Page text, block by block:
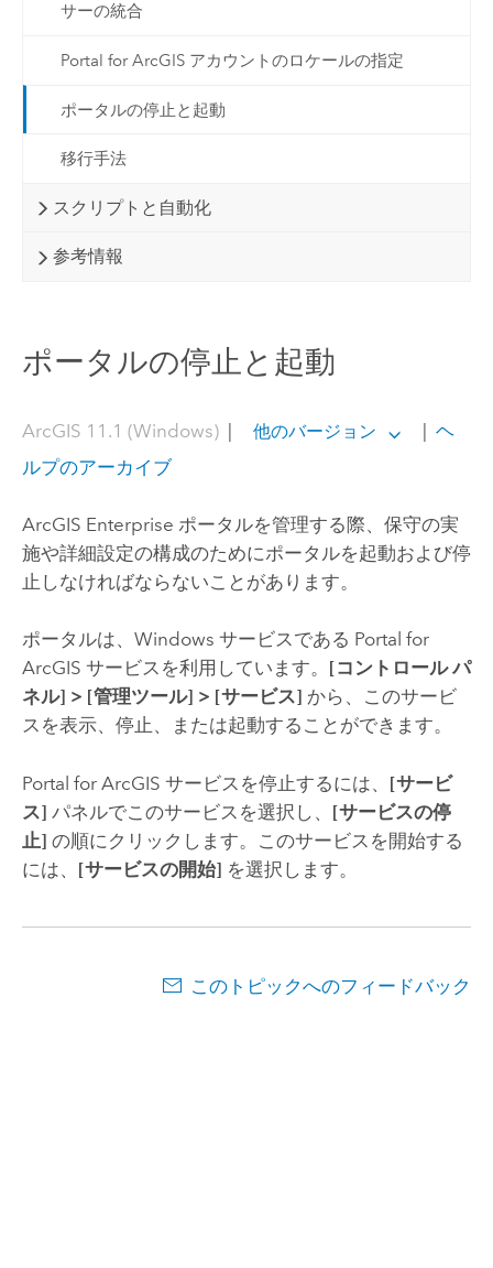
サーの統合
Portal for ArcGIS アカウントのロケールの指定
ポータルの停止と起動
移行手法
スクリプトと自動化
参考情報
ポータルの停止と起動
ArcGIS 11.1 (Windows)| 他のバージョン
ヘ
ルプのアーカイブ
ArcGIS Enterprise ポータルを管理する際、保守の実
施や詳細設定の構成のためにポータルを起動および停
止しなければならないことがあります。
ポータルは、 Windows サービスである Portal for
ArcGIS サービスを利用しています。 [コントロール パ
ネル] > [管理ツール] > [サービス] から、このサービ
スを表示、停止、または起動することができます。
Portal for ArcGIS サービスを停止するには、 [サービ
ス] パネルでこのサービスを選択し、 [サービスの停
止] の順にクリックします。このサービスを開始する
には、 [サービスの開始] を選択します。
このトピックへのフィードバック